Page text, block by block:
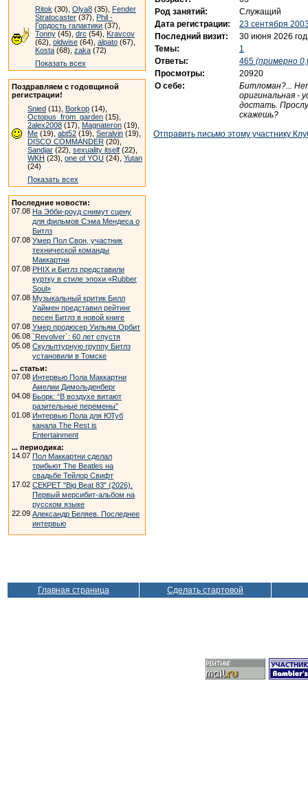
Ritok (30), Olya8 (35), Fender
Stratocaster (37), Phil -
Гордость галактики (37),
Tonny (45), drc (54), Kravcov
(62), oldwise (64), alpato (67),
Kosta (68), zaka (72)
Показать всех
Поздравляем с годовщиной
регистрации!
Snied (11), Borkop (14),
Octopus_from_garden (15),
2alex2008 (17), Magnateron (19),
Me (19), abt52 (19), Seralvin (19),
DISCO COMMANDER (20),
Sandjar (22), sexuality itself (22),
WKH (23), one of YOU (24), Yutan
(24)
Показать всех
Последние новости:
07.08 На Эбби-роуд снимут сцену
для фильмов Сэма Мендеса о
Битлз
07.08 Умер Пол Свон, участник
технической команды
Маккартни
07.08 PHIX и Битлз представили
куртку в стиле эпохи «Rubber
Soul»
07.08 Музыкальный критик Билл
Уаймен представил рейтинг
песен Битлз в новой книге
07.08 Умер продюсер Уильям Орбит
06.08 `Revolver`: 60 лет спустя
05.08 Скульптурную группу Битлз
установили в Томске
... статьи:
07.08 Интервью Пола Маккартни
Амелии Димольденберг
04.08 Бьорк: “В воздухе витают
разительные перемены”
01.08 Интервью Пола для ЮТуб
канала The Rest is
Entertainment
... периодика:
14.07 Пол Маккартни сделал
трибьют The Beatles на
свадьбе Тейлор Свифт
17.02 СЕКРЕТ "Big Beat 83" (2026).
Первый мерсибит-альбом на
русском языке
22.09 Александр Беляев. Последнее
интервью
Род занятий:
Служащий
Дата регистрации:
23 сентября
Последний визит:
30 июня 2026
Темы:
1
Ответы:
465 (примерно
Просмотры:
20920
О себе:
Битломан?...
оригинальная -
достать.
скажешь?
Отправить письмо этому участнику
Главная страница Сделать стартовой